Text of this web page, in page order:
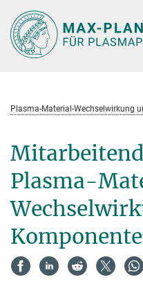
Hauptinhalt
Plasma-Material-Wechselwirkung
Plasma-